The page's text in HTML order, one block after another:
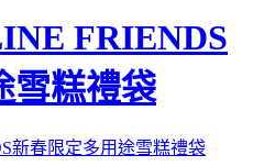
FRIENDS
雪糕禮袋